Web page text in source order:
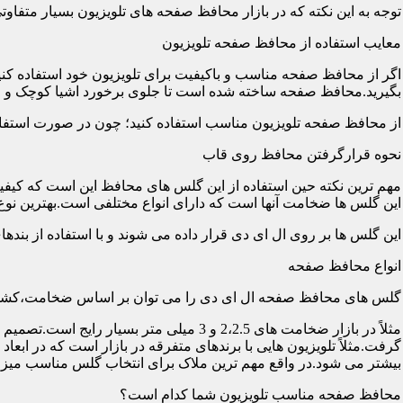
توجه به این نکته که در بازار محافظ صفحه های تلویزیون بسیار
معایب استفاده از محافظ صفحه تلویزیون
اگر از محافظ صفحه مناسب و باکیفیت برای تلویزیون خود استفاده
بگیرید.محافظ صفحه ساخته شده است تا جلوی برخورد اشیا کوچک و
از محافظ صفحه تلویزیون مناسب استفاده کنید؛ چون در صورت
نحوه قرارگرفتن محافظ روی قاب
مهم ترین نکته حین استفاده از این گلس های محافظ این است که
این گلس ها ضخامت آنها است که دارای انواع مختلفی است.بهترین نوع آن گلس
این گلس ها بر روی ال ای دی قرار داده می شوند و با استفاده از
انواع محافظ صفحه
گلس های محافظ صفحه ال ای دی را می توان بر اساس
مثلاً در بازار ضخامت های 2،2.5 و 3
گرفت.مثلاً تلویزیون هایی با برندهای متفرقه در بازار است که در
بیشتر می شود.در واقع مهم ترین ملاک برای انتخاب گلس مناسب
محافظ صفحه مناسب تلویزیون شما کدام است؟